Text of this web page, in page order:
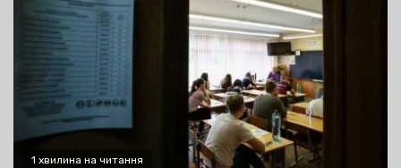
1 хвилина на читання